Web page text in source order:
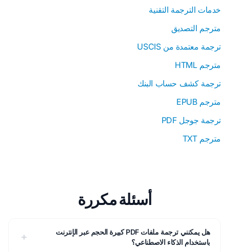
خدمات الترجمة التقنية
مترجم التصديق
ترجمة معتمدة من USCIS
مترجم HTML
ترجمة كشف حساب البنك
مترجم EPUB
ترجمة جوجل PDF
مترجم TXT
أسئلة مكررة
هل يمكنني ترجمة ملفات PDF كبيرة الحجم عبر الإنترنت
باستخدام الذكاء الاصطناعي؟